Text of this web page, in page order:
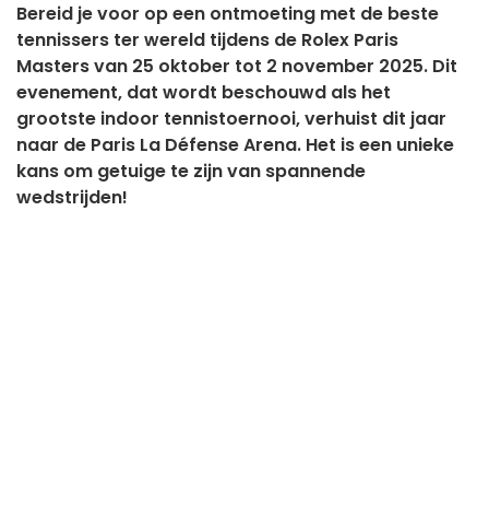
Bereid je voor op een ontmoeting met de beste
tennissers ter wereld tijdens de Rolex Paris
Masters van 25 oktober tot 2 november 2025. Dit
evenement, dat wordt beschouwd als het
grootste indoor tennistoernooi, verhuist dit jaar
naar de Paris La Défense Arena. Het is een unieke
kans om getuige te zijn van spannende
wedstrijden!